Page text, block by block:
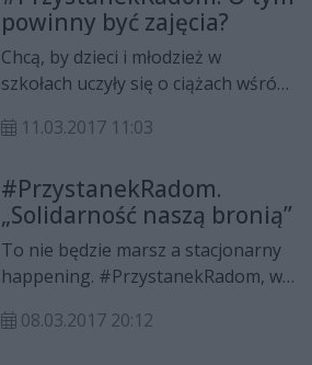
powinny być zajęcia?
Chcą, by dzieci i młodzież w
szkołach uczyły się o ciążach wśród
przenoszonych drogą płciową i
seksualnym. Podpisy pod petycją,
która ma trafić do prezydenta
Radomia, zbierają środowiska
związane z akcją
#PrzystanekRadom.
11.03.2017 11:03
#PrzystanekRadom.
„Solidarność naszą bronią”
To nie będzie marsz a stacjonarny
happening. #PrzystanekRadom, w
#PrzystanekKobiet ma zwrócić
08.03.2017 20:12